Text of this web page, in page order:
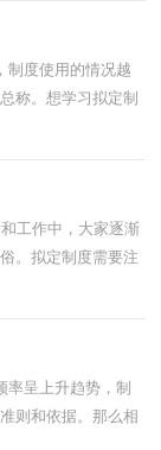
制度使用的情况越
称。想学习拟定制
工作中，大家逐渐
。拟定制度需要注
率呈上升趋势，制
则和依据。那么相